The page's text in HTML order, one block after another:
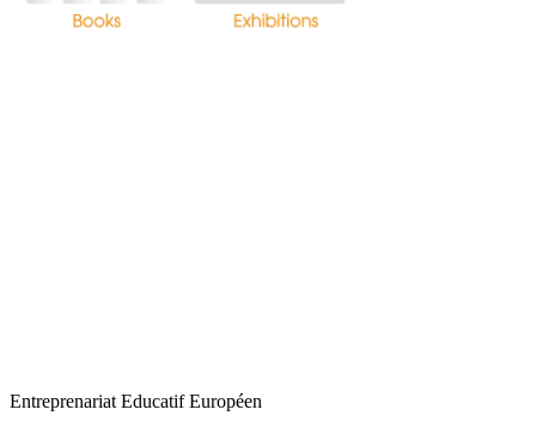
Entreprenariat Educatif Européen